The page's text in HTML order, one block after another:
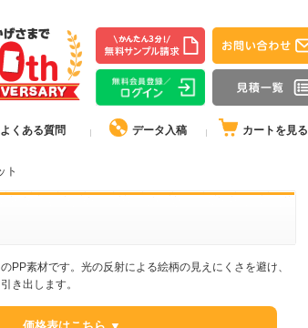
よくある質問 データ入稿 カートを見る
ト
PP素材です。光の反射による絵柄の見えにくさを避け、
き出します。